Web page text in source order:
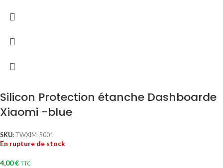
Silicon Protection étanche Dashboarde
Xiaomi -blue
SKU: TWXIM-5001
En rupture de stock
4,00€ TTC